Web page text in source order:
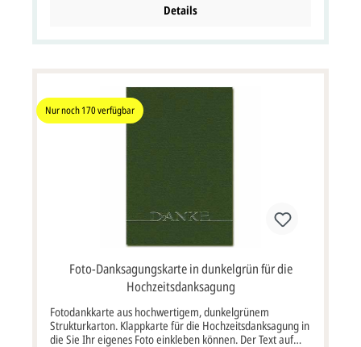
Tischkarte Menükarte Kirchenheftumschlag pr720878
Details
Nur noch170verfügbar
Foto-Danksagungskarte in dunkelgrün für die
Hochzeitsdanksagung
Fotodankkarte aus hochwertigem, dunkelgrünem
Strukturkarton. Klappkarte für die Hochzeitsdanksagung in
die Sie Ihr eigenes Foto einkleben können. Der Text auf